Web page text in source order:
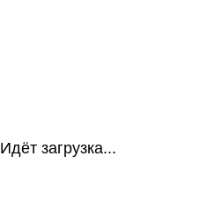
Идёт загрузка...